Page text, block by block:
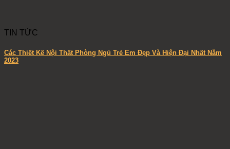
TIN TỨC
Các Thiết Kế Nội Thất Phòng Ngủ Trẻ Em Đẹp Và Hiện Đại Nhất Năm
2023